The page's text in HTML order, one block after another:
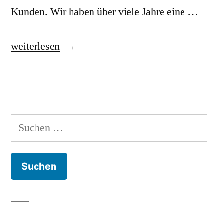
Kunden. Wir haben über viele Jahre eine …
„Schmitt
weiterlesen
Suchen
nach: